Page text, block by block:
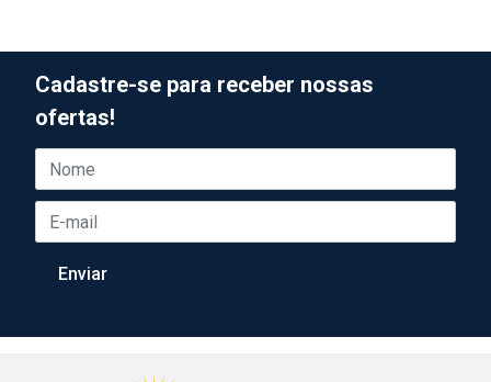
Cadastre-se para receber nossas
ofertas!